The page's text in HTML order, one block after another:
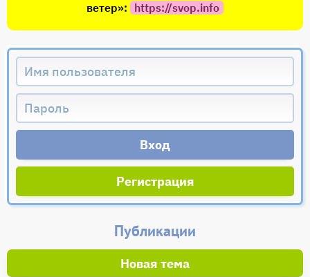
ветер»: https://svop.info
Регистрация
Публикации
Новая тема